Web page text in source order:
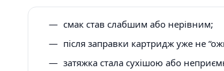
смак став слабшим або нерівним;
після заправки картридж уже не
затяжка стала сухішою або